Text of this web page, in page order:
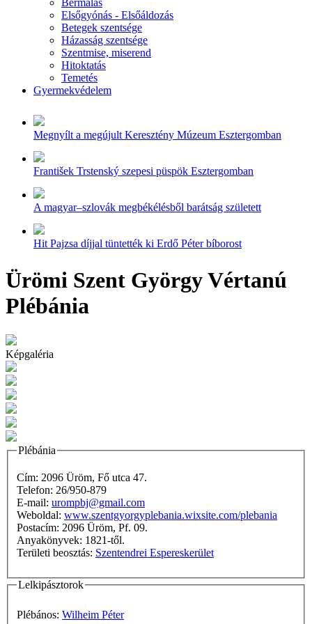
Bérmálás
Elsőgyónás - Elsőáldozás
Betegek szentsége
Házasság szentsége
Szentmise, miserend
Hitoktatás
Temetés
Gyermekvédelem
Megnyílt a megújult Keresztény Múzeum Esztergomban
František Trstenský szepesi püspök Esztergomban
A magyar–szlovák megbékélésből barátság született
Hit Pajzsa díjjal tüntették ki Erdő Péter bíborost
Ürömi Szent György Vértanú
Plébánia
Képgaléria
Plébánia
Cím: 2096 Üröm, Fő utca 47.
Telefon: 26/950-879
E-mail: urompbj@gmail.com
Weboldal: www.szentgyorgyplebania.wixsite.com/plebania
Postacím: 2096 Üröm, Pf. 09.
Anyakönyvek: 1821-től.
Területi beosztás: Szentendrei Espereskerület
Lelkipásztorok
Plébános: Wilheim Péter